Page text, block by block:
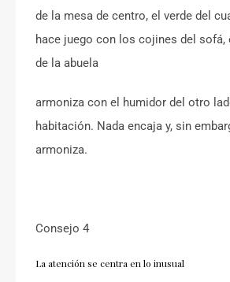
de la mesa de centro, el verde del
hace juego con los cojines del sofá,
de la abuela
armoniza con el humidor del otro
habitación. Nada encaja y, sin
armoniza.
Consejo 4
La atención se centra en lo inusual